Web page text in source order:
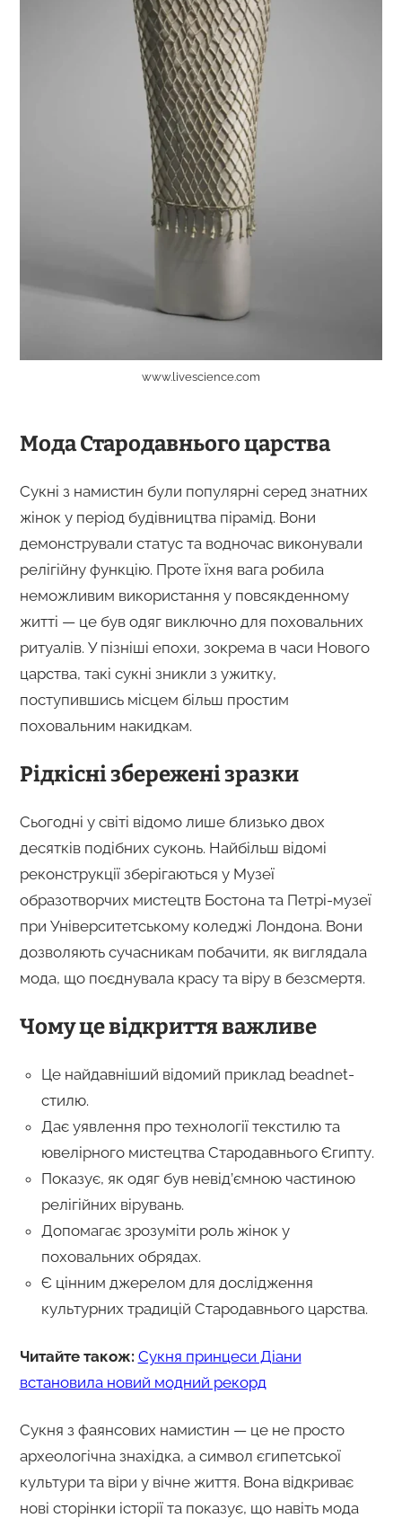
www.livescience.com
Мода Стародавнього царства
Сукні з намистин були популярні серед знатних
жінок у період будівництва пірамід. Вони
демонстрували статус та водночас виконували
релігійну функцію. Проте їхня вага робила
неможливим використання у повсякденному
житті — це був одяг виключно для поховальних
ритуалів. У пізніші епохи, зокрема в часи Нового
царства, такі сукні зникли з ужитку,
поступившись місцем більш простим
поховальним накидкам.
Рідкісні збережені зразки
Сьогодні у світі відомо лише близько двох
десятків подібних суконь. Найбільш відомі
реконструкції зберігаються у Музеї
образотворчих мистецтв Бостона та Петрі-музеї
при Університетському коледжі Лондона. Вони
дозволяють сучасникам побачити, як виглядала
мода, що поєднувала красу та віру в безсмертя.
Чому це відкриття важливе
Це найдавніший відомий приклад beadnet-
стилю.
Дає уявлення про технології текстилю та
ювелірного мистецтва Стародавнього Єгипту.
Показує, як одяг був невід’ємною частиною
релігійних вірувань.
Допомагає зрозуміти роль жінок у
поховальних обрядах.
Є цінним джерелом для дослідження
культурних традицій Стародавнього царства.
Читайте також: Сукня принцеси Діани
встановила новий модний рекорд
Сукня з фаянсових намистин — це не просто
археологічна знахідка, а символ єгипетської
культури та віри у вічне життя. Вона відкриває
нові сторінки історії та показує, що навіть мода